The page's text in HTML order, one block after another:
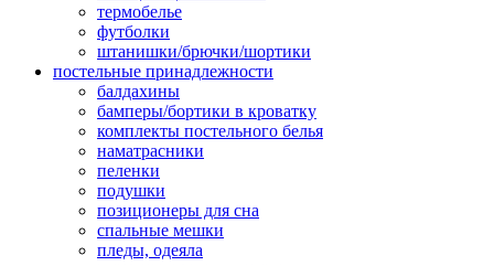
термобелье
футболки
штанишки/брючки/шортики
постельные принадлежности
балдахины
бамперы/бортики в кроватку
комплекты постельного белья
наматрасники
пеленки
подушки
позиционеры для сна
спальные мешки
пледы, одеяла